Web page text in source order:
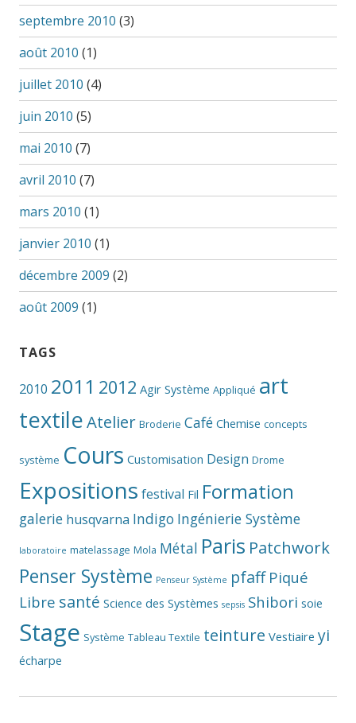
septembre 2010 (3)
août 2010 (1)
juillet 2010 (4)
juin 2010 (5)
mai 2010 (7)
avril 2010 (7)
mars 2010 (1)
janvier 2010 (1)
décembre 2009 (2)
août 2009 (1)
TAGS
2010 2011 2012 Agir Système Appliqué art
textileAtelier Broderie Café Chemise concepts
système Cours Customisation Design Drome
Expositions festival Fil Formation
galerie husqvarna Indigo Ingénierie Système
laboratoire matelassage Mola Métal Paris Patchwork
Penser Système Penseur Système pfaff Piqué
Libre santé Science des Systèmes sepsis Shibori soie
Stage Système Tableau Textile teinture Vestiaire yi
écharpe